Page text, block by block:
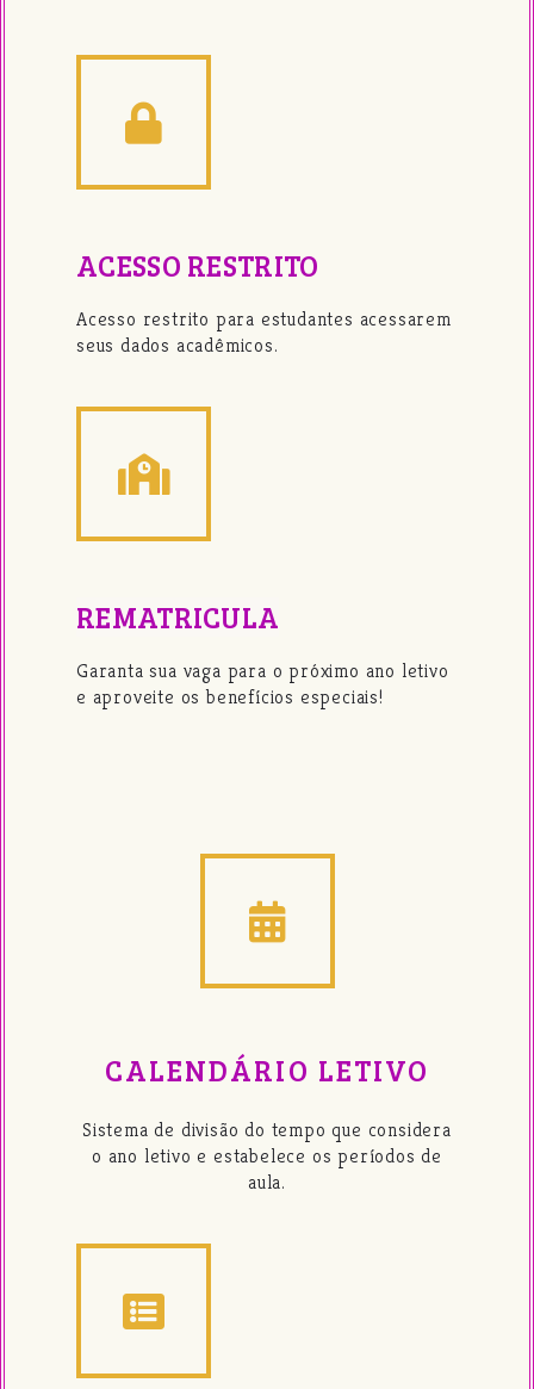
CALENDÁRIO LETIVO
Sistema de divisão do tempo que considera
o ano letivo e estabelece os períodos de
aula.
ACESSO RESTRITO
Acesso restrito para estudantes acessarem
seus dados acadêmicos.
REMATRICULA
Garanta sua vaga para o próximo ano letivo
e aproveite os benefícios especiais!